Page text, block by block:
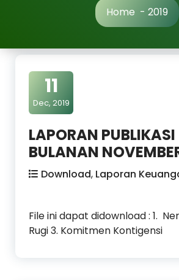
Home - 2019
11
Dec, 2019
LAPORAN PUBLIKASI
BULANAN
Download, Laporan
File ini dapat didownload : 1.
Rugi 3. Komitmen Kontigensi